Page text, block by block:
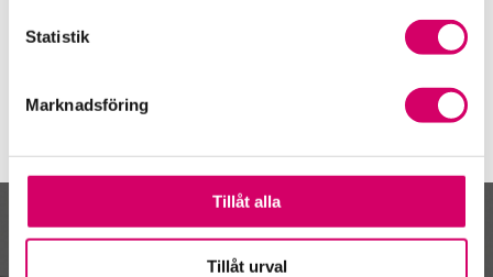
Statistik
Marknadsföring
Tillåt alla
Tillåt urval
Framtidsutsikter i lönebranschen
Kalendarium